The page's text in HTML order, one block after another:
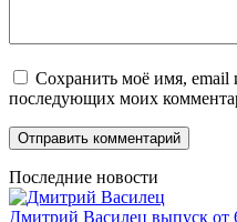
Сохранить моё имя, email
последующих моих
Последние новости
Дмитрий Василец выпуск от